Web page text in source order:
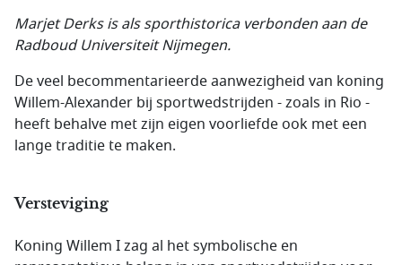
Marjet Derks is als sporthistorica verbonden aan de
Radboud Universiteit Nijmegen.
De veel becommentarieerde aanwezigheid van koning
Willem-Alexander bij sportwedstrijden - zoals in Rio -
heeft behalve met zijn eigen voorliefde ook met een
lange traditie te maken.
Versteviging
Koning Willem I zag al het symbolische en